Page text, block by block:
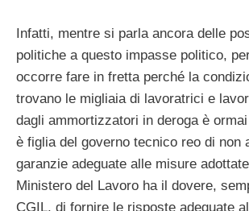
Infatti, mentre si parla ancora delle
politiche a questo impasse politico,
occorre fare in fretta perché la
trovano le migliaia di lavoratrici e
dagli ammortizzatori in deroga è
è figlia del governo tecnico reo di non
garanzie adeguate alle misure
Ministero del Lavoro ha il dovere,
CGIL, di fornire le risposte adeguate